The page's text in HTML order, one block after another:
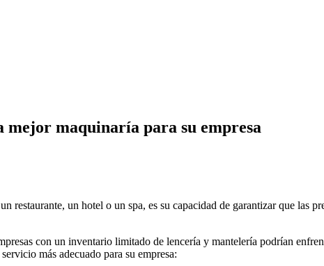
mejor maquinaría para su empresa
restaurante, un hotel o un spa, es su capacidad de garantizar que las
con un inventario limitado de lencería y mantelería podrían
más adecuado para su empresa: